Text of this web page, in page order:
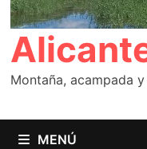
Montaña, acampada
MENÚ